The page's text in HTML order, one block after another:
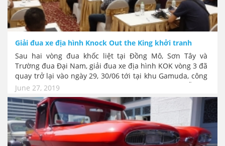
Giải đua xe địa hình Knock Out the King khởi tranh
Sau hai vòng đua khốc liệt tại Đồng Mô, Sơn Tây và
Trường đua Đại Nam, giải đua xe địa hình KOK vòng 3 đã
quay trở lại vào ngày 29, 30/06 tới tại khu Gamuda, công
viên Yên Sở, Hà Nội. Giải lần này đặc biệt hấp dẫn và
đáng xem vì có sự tham gia của đội đua Off-road chuyên
nghiệp đầu tiên "Racing AKA" với chiếc Triton hạng cơ
bản đấu với các xe bán tải khủng.
June 27, 2019